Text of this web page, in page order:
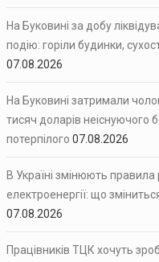
На Буковині за добу
подію: горіли будинки,
07.08.2026
На Буковині затримали
тисяч доларів неіснуючого
потерпілого 07.08.2026
В Україні змінюють правила
електроенергії: що
07.08.2026
Працівників ТЦК хочуть